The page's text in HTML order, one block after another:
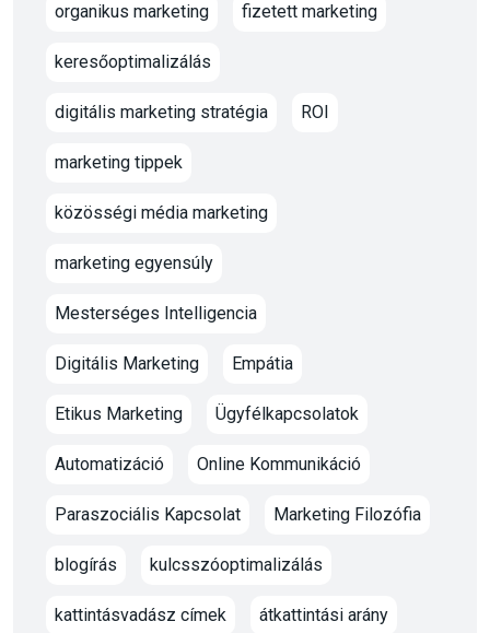
organikus marketing fizetett marketing
keresőoptimalizálás
digitális marketing stratégia ROI
marketing tippek
közösségi média marketing
marketing egyensúly
Mesterséges Intelligencia
Digitális Marketing Empátia
Etikus Marketing Ügyfélkapcsolatok
Automatizáció Online Kommunikáció
Paraszociális Kapcsolat Marketing Filozófia
blogírás kulcsszóoptimalizálás
kattintásvadász címek átkattintási arány